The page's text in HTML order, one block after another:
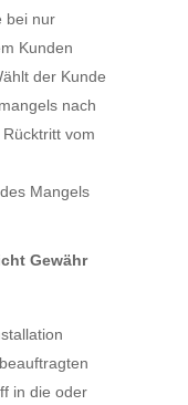
bei nur
Kunden
der Kunde
nach
vom
Mangels
Gewähr
in die oder